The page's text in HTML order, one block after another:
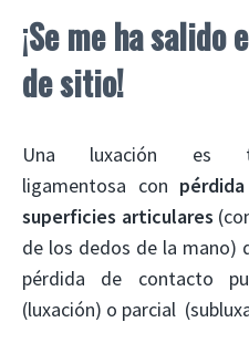
¡Se me ha salido
de sitio!
Una luxación es
ligamentosa con
superficies articulares
de los dedos de la mano)
pérdida de contacto
(luxación) o parcial